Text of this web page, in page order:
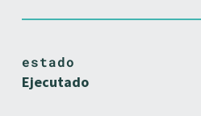
estado
Ejecutado